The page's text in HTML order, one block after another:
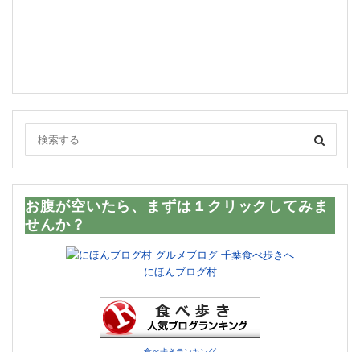
お腹が空いたら、まずは１クリックしてみま
せんか？
にほんブログ村